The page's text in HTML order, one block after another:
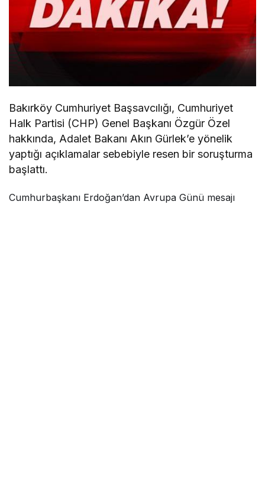
Bakırköy Cumhuriyet Başsavcılığı, Cumhuriyet
Halk Partisi (CHP) Genel Başkanı Özgür Özel
hakkında, Adalet Bakanı Akın Gürlek’e yönelik
yaptığı açıklamalar sebebiyle resen bir soruşturma
başlattı.
Cumhurbaşkanı Erdoğan’dan Avrupa Günü mesajı